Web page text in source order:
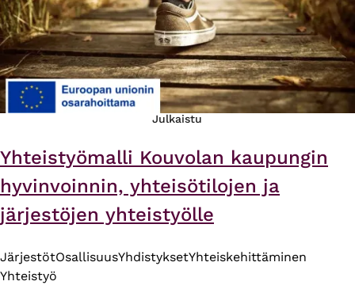
Julkaistu
Yhteistyömalli Kouvolan kaupungin
hyvinvoinnin, yhteisötilojen ja
järjestöjen yhteistyölle
JärjestötOsallisuusYhdistyksetYhteiskehittäminen
Yhteistyö